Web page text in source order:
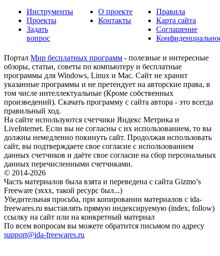
Инструменты
Проекты
Задать
вопрос
О проекте
Контакты
Правила
Карта сайта
Соглашение
Портал Мир бесплатных программ - полезные и интересные
обзоры, статьи, советы по компьютеру и бесплатные
программы для Windows, Linux и Mac. Сайт не хранит
указанные программы и не претендует на авторские права, в
том числе интеллектуальные (Кроме собственных
произведений). Скачать программу с сайта автора - это всегда
правильный ход.
На сайте используются счетчики Яндекс Метрика и
LiveInternet. Если вы не согласны с их использованием, то вы
должны немедленно покинуть сайт. Продолжая использовать
сайт, вы подтверждаете свое согласие с использованием
данных счетчиков и даёте свое согласие на сбор персональных
данных перечисленными счетчиками.
© 2014-2026
Часть материалов была взята и переведена с сайта Gizmo’s
Freeware (эххх, такой ресурс был...)
Убедительная просьба, при копировании материалов с ida-
freewares.ru выставлять прямую индексируемую (index, follow)
ссылку на сайт или на конкретный материал
По всем вопросам вы можете обратится письмом по адресу
support@ida-freewares.ru